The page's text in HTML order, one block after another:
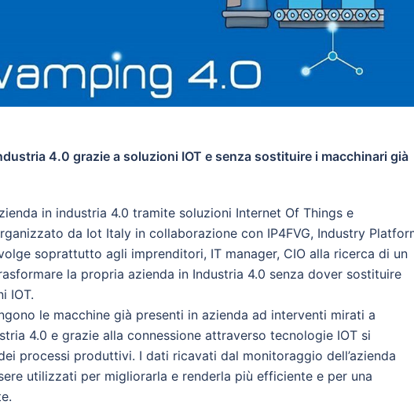
4.0 grazie a soluzioni IOT e senza sostituire i macchinari già
in industria 4.0 tramite soluzioni Internet Of Things e
da Iot Italy in collaborazione con IP4FVG, Industry
soprattutto agli imprenditori, IT manager, CIO alla ricerca di un
la propria azienda in Industria 4.0 senza dover sostituire
IOT.
le macchine già presenti in azienda ad interventi mirati a
4.0 e grazie alla connessione attraverso tecnologie IOT si
processi produttivi. I dati ricavati dal monitoraggio dell’azienda
utilizzati per migliorarla e renderla più efficiente e per una